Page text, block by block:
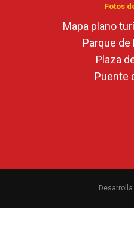
Fotos
Mapa plano
Parque de
Plaza
Puente